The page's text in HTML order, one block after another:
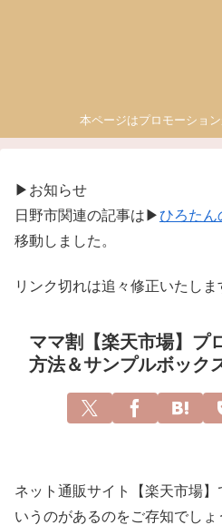
本ページはプロモーション
▶お知らせ
日野市関連の記事は▶ひろたん
移動しました。
リンク切れは追々修正いたしま
ママ割【楽天市場】プ
方法＆サンプルボック
ネット通販サイト【楽天市場
いうのがあるのをご存知でし